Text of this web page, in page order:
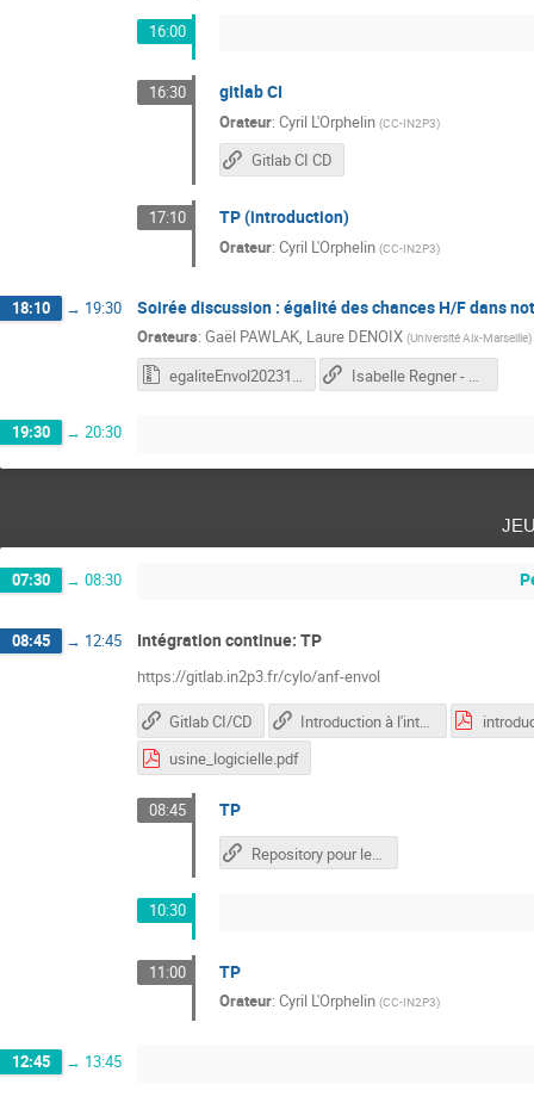
16:00
16:30 gitlab CI
Orateur: Cyril L'Orphelin (CC-IN2P3)
Gitlab CI CD
17:10 TP (introduction)
Orateur: Cyril L'Orphelin (CC-IN2P3)
18:10 → 19:30 Soirée discussion : égalité des chances H/F dans
Orateurs: Gaël PAWLAK, Laure DENOIX (Université Aix-Marseille)
egaliteEnvol202311.zip Isabelle Regner - Les filles sont nulles en maths
19:30 → 20:30
07:30 → 08:30
08:45 → 12:45 Intégration continue: TP
https://gitlab.in2p3.fr/cylo/anf-envol
Gitlab CI/CD Introduction à l'intégration continue
usine_logicielle.pdf
08:45 TP
Repository pour le TP
10:30
11:00 TP
Orateur: Cyril L'Orphelin (CC-IN2P3)
12:45 → 13:45